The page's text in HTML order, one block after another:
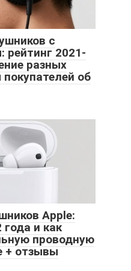
с
рейтинг 2021-
разных
об
Apple:
года и как
проводную
+ отзывы